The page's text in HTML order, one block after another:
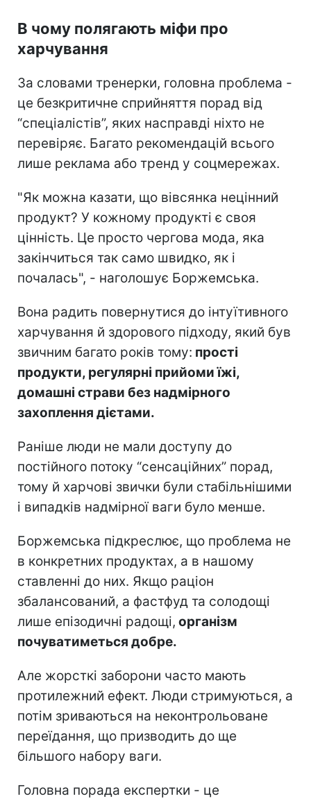
В чому полягають міфи про
харчування
За словами тренерки, головна проблема -
це безкритичне сприйняття порад від
“спеціалістів”, яких насправді ніхто не
перевіряє. Багато рекомендацій всього
лише реклама або тренд у соцмережах.
"Як можна казати, що вівсянка нецінний
продукт? У кожному продукті є своя
цінність. Це просто чергова мода, яка
закінчиться так само швидко, як і
почалась", - наголошує Боржемська.
Вона радить повернутися до інтуїтивного
харчування й здорового підходу, який був
звичним багато років тому: прості
продукти, регулярні прийоми їжі,
домашні страви без надмірного
захоплення дієтами.
Раніше люди не мали доступу до
постійного потоку “сенсаційних” порад,
тому й харчові звички були стабільнішими
і випадків надмірної ваги було менше.
Боржемська підкреслює, що проблема не
в конкретних продуктах, а в нашому
ставленні до них. Якщо раціон
збалансований, а фастфуд та солодощі
лише епізодичні радощі, організм
почуватиметься добре.
Але жорсткі заборони часто мають
протилежний ефект. Люди стримуються, а
потім зриваються на неконтрольоване
переїдання, що призводить до ще
більшого набору ваги.
Головна порада експертки - це